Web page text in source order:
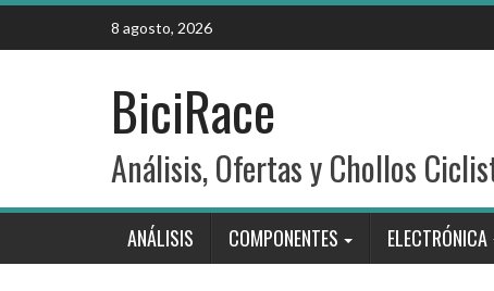
Skip
content
8 agosto, 2026
BiciRace
Análisis, Ofertas y Chollos
ANÁLISIS COMPONENTES ELECTRÓNICA